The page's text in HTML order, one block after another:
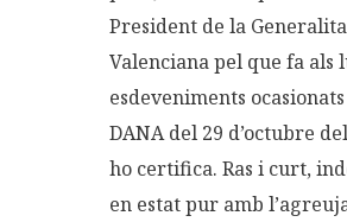
President de la
Valenciana pel que fa als
esdeveniments
DANA del 29 d’octubre
ho certifica. Ras i curt,
en estat pur amb